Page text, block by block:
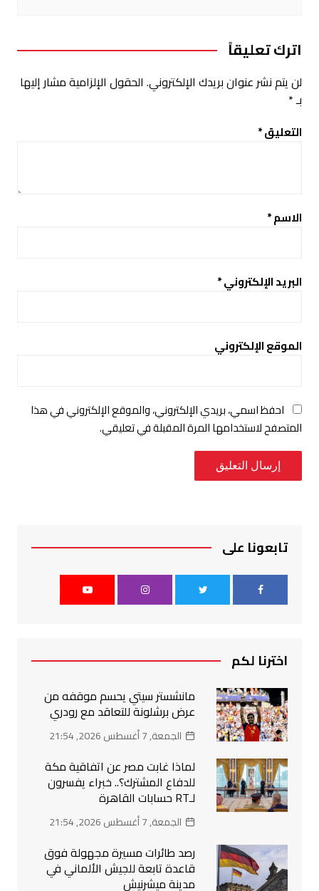
اترك تعليقاً
لن يتم نشر عنوان بريدك الإلكتروني. الحقول الإلزامية مشار إليها
بـ*
التعليق*
الاسم*
البريد الإلكتروني*
الموقع الإلكتروني
احفظ اسمي، بريدي الإلكتروني، والموقع الإلكتروني في هذا
المتصفح لاستخدامها المرة المقبلة في تعليقي.
تابعونا على
اخترنا لكم
مانشستر سيتي يحسم موقفه من
عرض برشلونة للتعاقد مع رودري
الجمعة, 7 أغسطس 2026, 21:54
لماذا غابت مصر عن اتفاقية مكة
للدفاع المشترك؟.. خبراء يفسرون
لـRT حسابات القاهرة
الجمعة, 7 أغسطس 2026, 21:54
رصد طائرات مسيرة مجهولة فوق
قاعدة تابعة للجيش الألماني في
مدينة ميشرنيش